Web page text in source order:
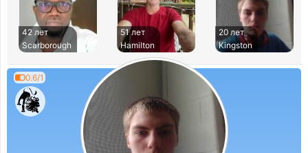
42 лет
Scarborough
51 лет
Hamilton
20 лет
Kingston
0.6/1